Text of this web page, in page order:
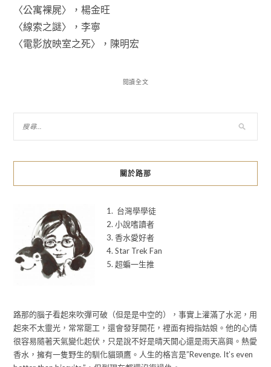
〈公寓裸屍〉，楊金旺
〈線索之謎〉，李寧
〈電影放映室之死〉，陳明宏
閱讀全文
關於路那
1. 台灣學學徒
2. 小說嗜讀者
3. 香水愛好者
4. Star Trek Fan
5. 超蝙一生推
路那的腦子看起來吹彈可破（但是是中空的），事實上灌滿了水泥，用
起來不太靈光，常常罷工，還會發芽開花，裡面有拇指姑娘。他的心情
很容易隨著天氣變化起伏，只是說不好是晴天開心還是雨天高興。熱愛
香水，擁有一隻野生的馴化貓頭鷹。人生的格言是”Revenge. It’s even